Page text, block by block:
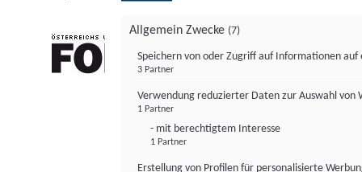
Allgemein Zwecke (7)
Speichern von oder Zugriff auf Informationen auf
3 Partner
Verwendung reduzierter Daten zur Auswahl von
1 Partner
- mit berechtigtem Interesse
1 Partner
Erstellung von Profilen für personalisierte
FONDS professionell